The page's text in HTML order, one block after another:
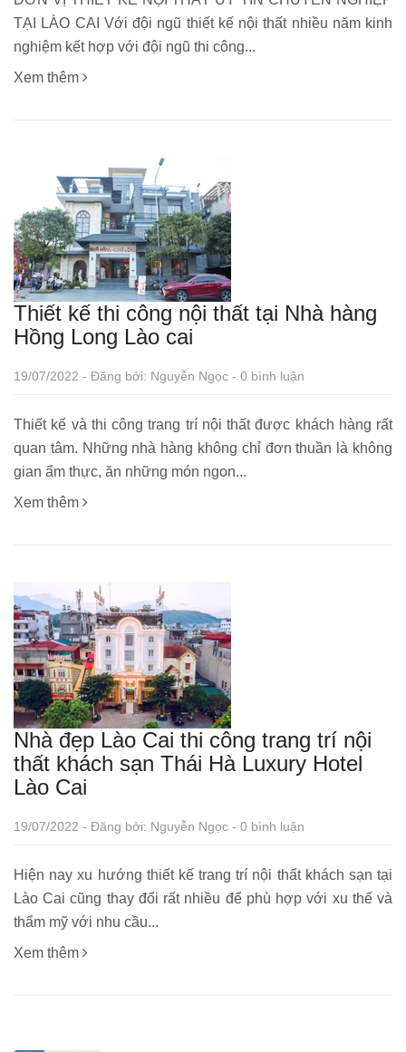
TẠI LÀO CAI Với đội ngũ thiết kế nội thất nhiều năm kinh
nghiệm kết hợp với đội ngũ thi công...
Xem thêm
Thiết kế thi công nội thất tại Nhà hàng
Hồng Long Lào cai
19/07/2022 - Đăng bởi: Nguyễn Ngọc - 0 bình luận
Thiết kế và thi công trang trí nội thất được khách hàng rất
quan tâm. Những nhà hàng không chỉ đơn thuần là không
gian ẩm thực, ăn những món ngon...
Xem thêm
Nhà đẹp Lào Cai thi công trang trí nội
thất khách sạn Thái Hà Luxury Hotel
Lào Cai
19/07/2022 - Đăng bởi: Nguyễn Ngọc - 0 bình luận
Hiện nay xu hướng thiết kế trang trí nội thất khách sạn tại
Lào Cai cũng thay đổi rất nhiều để phù hợp với xu thế và
thẩm mỹ với nhu cầu...
Xem thêm